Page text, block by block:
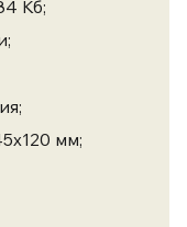
Кб;
мм;